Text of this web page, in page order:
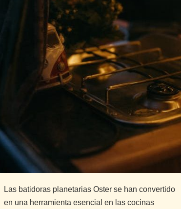
Las batidoras planetarias Oster se han convertido
en una herramienta esencial en las cocinas